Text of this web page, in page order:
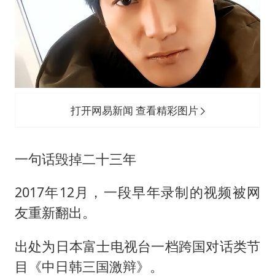
打开网易新闻 查看精彩图片
一句话毁掉二十三年
2017年12月，一段早年录制的视频被网
友重新翻出。
出处为日本富士电视台一档跨国对话类节
目《中日韩三国激辩》。